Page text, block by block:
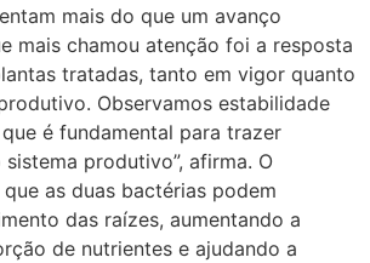
mais do que um avanço
mais chamou atenção foi a resposta
tratadas, tanto em vigor quanto
Observamos estabilidade
é fundamental para trazer
produtivo”, afirma. O
as duas bactérias podem
das raízes, aumentando a
de nutrientes e ajudando a